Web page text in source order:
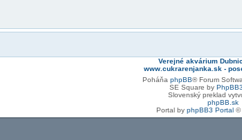
Verejné akvárium
www.cukrarenjanka.sk -
Poháňa phpBB® Forum
SE Square by
Slovenský preklad
phpBB.sk
Portal by phpBB3 Portal©